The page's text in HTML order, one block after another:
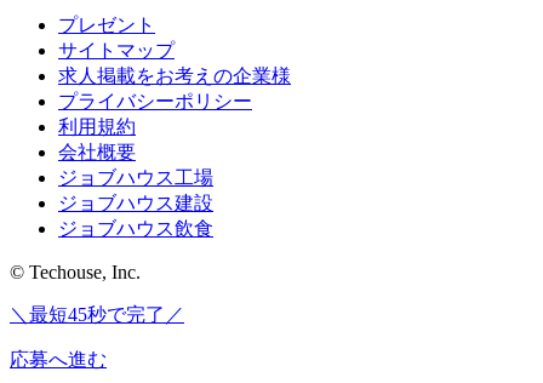
プレゼント
サイトマップ
求人掲載をお考えの企業様
プライバシーポリシー
利用規約
会社概要
ジョブハウス工場
ジョブハウス建設
ジョブハウス飲食
© Techouse, Inc.
＼最短45秒で完了／
応募へ進む